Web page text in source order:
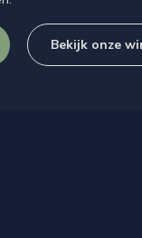
Bekijk onze